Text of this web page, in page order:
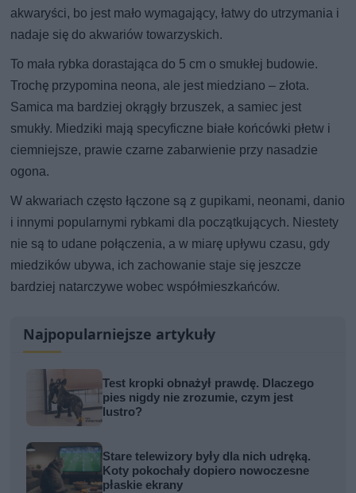
akwaryści, bo jest mało wymagający, łatwy do utrzymania i
nadaje się do akwariów towarzyskich.
To mała rybka dorastająca do 5 cm o smukłej budowie.
Trochę przypomina neona, ale jest miedziano – złota.
Samica ma bardziej okrągły brzuszek, a samiec jest
smukły. Miedziki mają specyficzne białe końcówki płetw i
ciemniejsze, prawie czarne zabarwienie przy nasadzie
ogona.
W akwariach często łączone są z gupikami, neonami, danio
i innymi popularnymi rybkami dla początkujących. Niestety
nie są to udane połączenia, a w miarę upływu czasu, gdy
miedzików ubywa, ich zachowanie staje się jeszcze
bardziej natarczywe wobec współmieszkańców.
Najpopularniejsze artykuły
Test kropki obnażył prawdę. Dlaczego
pies nigdy nie zrozumie, czym jest
lustro?
Stare telewizory były dla nich udręką.
Koty pokochały dopiero nowoczesne
płaskie ekrany